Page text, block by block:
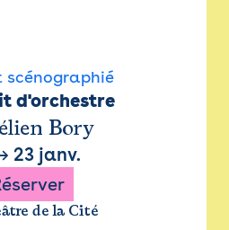
scénographié
d'orchestre
Bory
23 janv.
de la Cité